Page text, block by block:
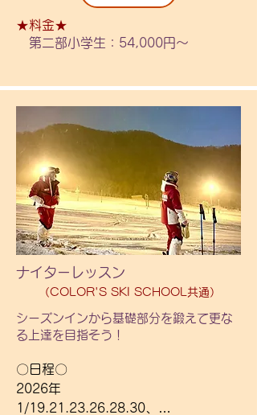
・場所変更による返金はできませんの
でご了承ください。
〇場所〇
〇レッスン時間〇
10：30～15：00
（準備10：00～、解散15：30）
〇詳細〇
◆リフト券、昼食、送迎、検定料金、
検定バッチ代、保険付き
・昼食はレストランを予定しており
※兄弟・同時申込割引対象（併用不
シーズン券保有者は1,000円×日数でご
返金。
〇内容〇
し、合格を目指そう！合格できなかっ
ことが出来ますのでこの機会にぜひご
参加ください。
※合格を保証したものではありませ
ん。
〇金額〇
第一部：56,000円
第二部：54,000円
中学生以上：各+2,000円
〇対象〇
級別3級受験者対象。保持級は無くて
も構いませんがジュニア1級取得レベ
ルの方。
★料金★
第二部小学生：54,000円～​
ナイターレッスン
（COLOR'S SKI SCHOOL共通）
シーズンインから基礎部分を鍛えて更な
る上達を目指そう！​
〇日程〇
2026年
1/19.21.23.26.28.30、